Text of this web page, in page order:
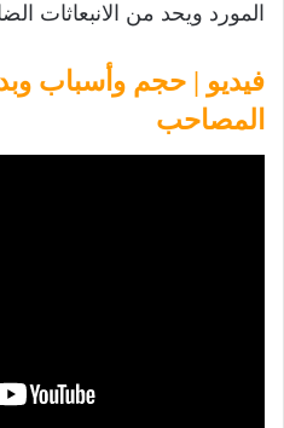
المورد ويحد من الانبعاثات
فيديو | حجم وأسباب
المصاحب